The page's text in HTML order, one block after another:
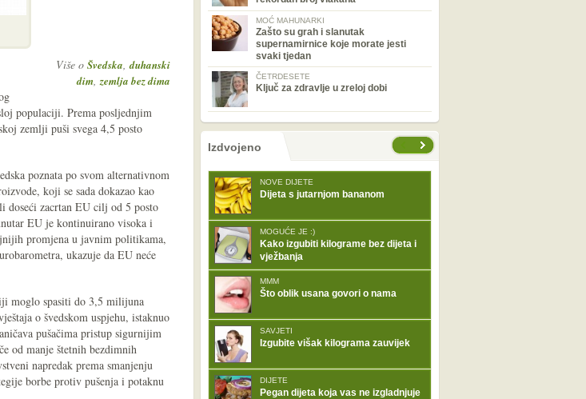
Više o Švedska,duhanski
dim,zemlja bez dima
populaciji. Prema posljednjim
zemlji puši svega 4,5 posto
poznata po svom alternativnom
koji se sada dokazao kao
doseći zacrtan EU cilj od 5 posto
EU je kontinuirano visoka i
promjena u javnim politikama,
ukazuje da EU neće
moglo spasiti do 3,5 milijuna
o švedskom uspjehu, istaknuo
pušačima pristup sigurnijim
od manje štetnih bezdimnih
napredak prema smanjenju
borbe protiv pušenja i potaknu
MOĆ MAHUNARKI
Zašto su grah i slanutak
supernamirnice koje morate jesti
svaki tjedan
ČETRDESETE
Ključ za zdravlje u zreloj dobi
nema prethodne stranice
sljedećeIzdvojeno
NOVE DIJETE
Dijeta s jutarnjom bananom
MOGUĆE JE :)
Kako izgubiti kilograme bez dijeta i
vježbanja
MMM
Što oblik usana govori o nama
SAVJETI
Izgubite višak kilograma zauvijek
DIJETE
Pegan dijeta koja vas ne izgladnjuje